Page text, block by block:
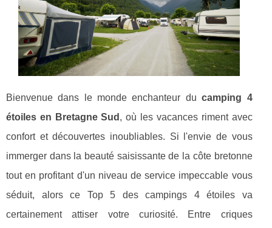
Bienvenue dans le monde enchanteur ducamping 4
étoiles en Bretagne Sud , où les vacances riment avec
confort et découvertes inoubliables. Si l'envie de vous
immerger dans la beauté saisissante de la côte bretonne
tout en profitant d'un niveau de service impeccable vous
séduit, alors ce Top 5 des campings 4 étoiles va
certainement attiser votre curiosité. Entre criques